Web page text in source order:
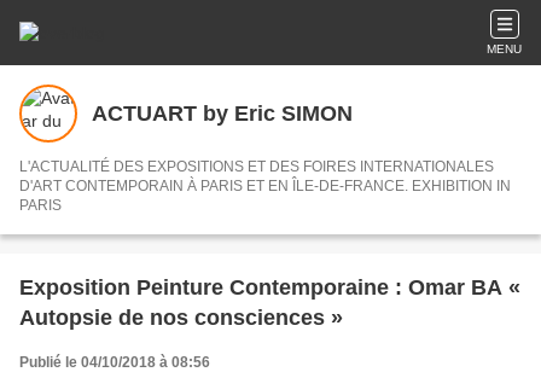
MENU
ACTUART by Eric SIMON
L'ACTUALITÉ DES EXPOSITIONS ET DES FOIRES INTERNATIONALES
D'ART CONTEMPORAIN À PARIS ET EN ÎLE-DE-FRANCE. EXHIBITION IN
PARIS
Exposition Peinture Contemporaine : Omar BA «
Autopsie de nos consciences »
Publié le 04/10/2018 à 08:56